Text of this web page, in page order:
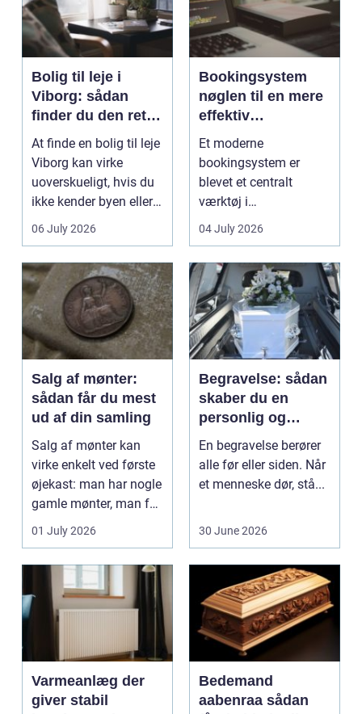
Bolig til leje i
Viborg: sådan
finder du den rette
lejlighed
At finde en bolig til leje
Viborg kan virke
uoverskueligt, hvis du
ikke kender byen eller
det lokale...
06 July 2026
Bookingsystem
nøglen til en mere
effektiv
klinikhverdag
Et moderne
bookingsystem er
blevet et centralt
værktøj i
sundhedssektoren.
Klinikker, praksis og
beh...
04 July 2026
Salg af mønter:
sådan får du mest
ud af din samling
Salg af mønter kan
virke enkelt ved første
øjekast: man har nogle
gamle mønter, man får
dem vurderet...
01 July 2026
Begravelse: sådan
skaber du en
personlig og
respektfuld afsked
En begravelse berører
alle før eller siden. Når
et menneske dør, stå...
30 June 2026
Varmeanlæg der
giver stabil
Bedemand
aabenraa sådan